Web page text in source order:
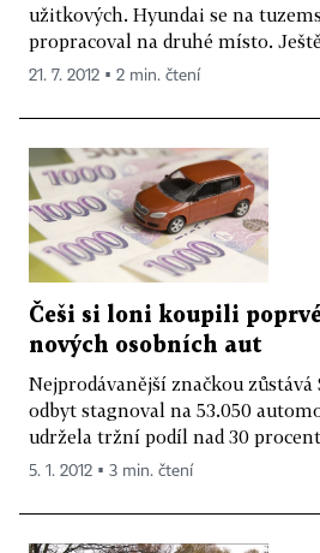
užitkových. Hyundai se na
propracoval na druhé místo.
21. 7. 2012 ▪ 2 min. čtení
Češi si loni koupili
nových osobních aut
Nejprodávanější značkou zůstává
odbyt stagnoval na 53.050
udržela tržní podíl nad 30
5. 1. 2012 ▪ 3 min. čtení